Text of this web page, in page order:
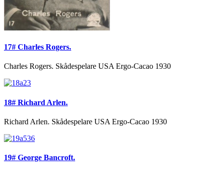
17# Charles Rogers.
Charles Rogers. Skådespelare USA Ergo-Cacao 1930
18# Richard Arlen.
Richard Arlen. Skådespelare USA Ergo-Cacao 1930
19# George Bancroft.